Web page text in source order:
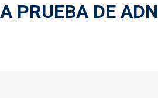
PRUEBA DE ADN